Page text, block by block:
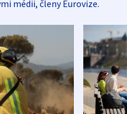
médii, členy Eurovize.